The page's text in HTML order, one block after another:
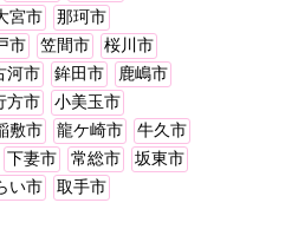
宮市
那珂市
市 笠間市
桜川市
河市 鉾田市
鹿嶋市
方市
小美玉市
敷市 龍ケ崎市
牛久市
下妻市 常総市
坂東市
い市 取手市